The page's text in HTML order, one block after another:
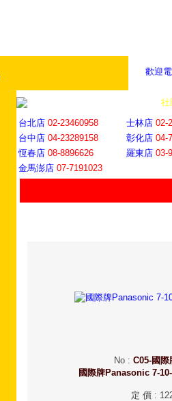
歡迎
社
台北店 02-23460958 士林店 02-
台中店 04-23289158 彰化店 04-
恆春店 08-8896626 羅東店 03-
金馬澎店 07-7191023
No : C05-國際
國際牌Panasonic 7-
定 價 :